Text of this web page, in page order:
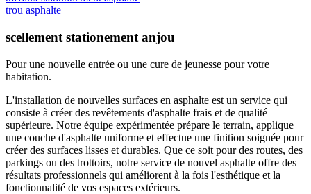
trou asphalte
scellement stationement anjou
Pour une nouvelle entrée ou une cure de jeunesse pour votre
habitation.
L'installation de nouvelles surfaces en asphalte est un service qui
consiste à créer des revêtements d'asphalte frais et de qualité
supérieure. Notre équipe expérimentée prépare le terrain, applique
une couche d'asphalte uniforme et effectue une finition soignée pour
créer des surfaces lisses et durables. Que ce soit pour des routes, des
parkings ou des trottoirs, notre service de nouvel asphalte offre des
résultats professionnels qui améliorent à la fois l'esthétique et la
fonctionnalité de vos espaces extérieurs.